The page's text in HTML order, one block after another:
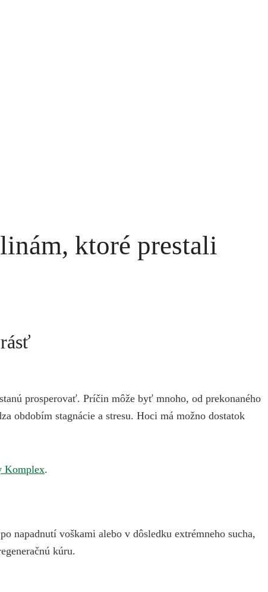
ktoré prestali
prosperovať. Príčin môže byť mnoho, od prekonaného
obdobím stagnácie a stresu. Hoci má možno dostatok
Komplex.
napadnutí voškami alebo v dôsledku extrémneho sucha,
kúru.